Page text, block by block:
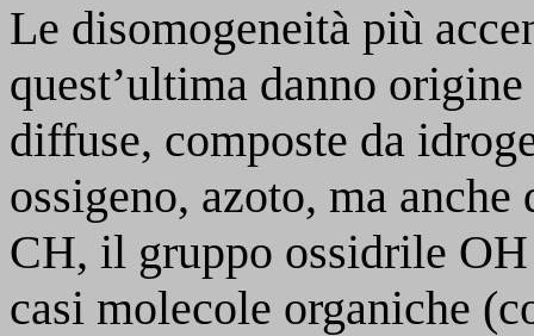
Le disomogeneità più
quest’ultima danno
diffuse, composte da
ossigeno, azoto, ma
CH, il gruppo ossidrile
casi molecole organiche